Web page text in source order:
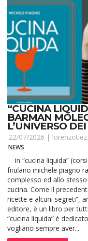
“CUCINA
BARMAN
L’UNIVERSO
22/07/2026 |
NEWS
in “cucina liquida”
friulano michele piagno
complesso ed allo
cucina. Come il
ricette e alcuni segreti”,
editore, è un libro per
“cucina liquida” è
vogliano sempre aver...